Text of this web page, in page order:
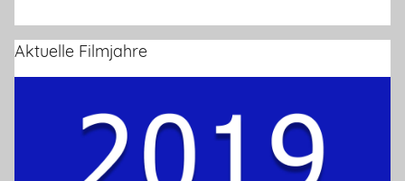
Aktuelle Filmjahre